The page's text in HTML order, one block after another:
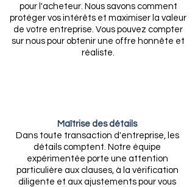
pour l'acheteur. Nous savons comment
protéger vos intérêts et maximiser la valeur
de votre entreprise. Vous pouvez compter
sur nous pour obtenir une offre honnête et
réaliste.
Maîtrise des détails
Dans toute transaction d'entreprise, les
détails comptent. Notre équipe
expérimentée porte une attention
particulière aux clauses, à la vérification
diligente et aux ajustements pour vous